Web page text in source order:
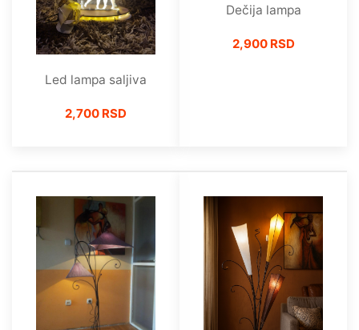
Led lampa saljiva
2,700 RSD
Dečija lampa
2,900 RSD